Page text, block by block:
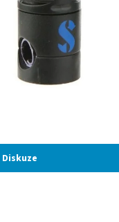
Diskuze